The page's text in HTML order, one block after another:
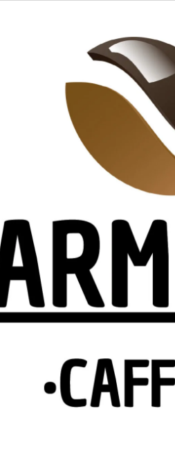
di Jack per i suoi trascorsi
presidente
medica su leucemie e linfomi
emozionale che raccontava
colpito nel 2011, per poi
anche per gli
gestione della
l’attenzione degli studenti
del rapporto sport-
negli altri impegni quotidiani.
per molto tempo a
sono ripromessi di continuare
Next article
Domenica 16
finali della